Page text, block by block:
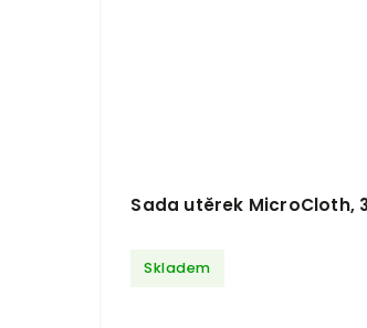
Sada utěrek MicroCloth,
Skladem